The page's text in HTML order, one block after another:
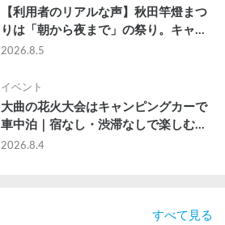
【利用者のリアルな声】秋田竿燈まつ
りは「朝から夜まで」の祭り。キャン
ピングカーで行った2組の記録
2026.8.5
イベント
大曲の花火大会はキャンピングカーで
車中泊｜宿なし・渋滞なしで楽しむ
2026年完全ガイド
2026.8.4
すべて見る